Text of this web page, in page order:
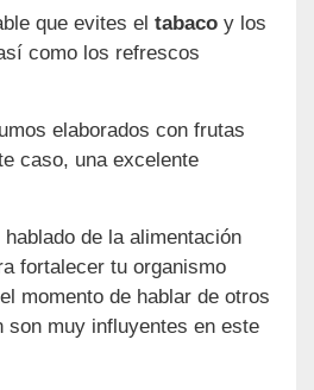
que evites el tabaco y los
como los refrescos
elaborados con frutas
caso, una excelente
de la alimentación
fortalecer tu organismo
momento de hablar de otros
son muy influyentes en este